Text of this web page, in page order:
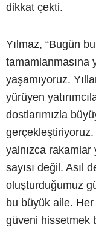
dikkat çekti.
Yılmaz, “Bugün
tamamlanmasına
yaşamıyoruz.
yürüyen
dostlarımızla
gerçekleştiriyoruz.
yalnızca
sayısı değil. Asıl
oluşturduğumuz
bu büyük aile. Her
güveni hissetmek